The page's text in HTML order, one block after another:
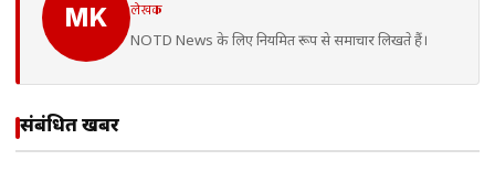
MK लेखक
NOTD News के लिए नियमित रूप से समाचार लिखते हैं।
संबंधित खबरें